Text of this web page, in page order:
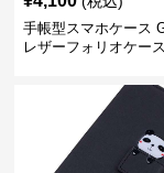
手帳型スマホケース
レザーフォリオケー